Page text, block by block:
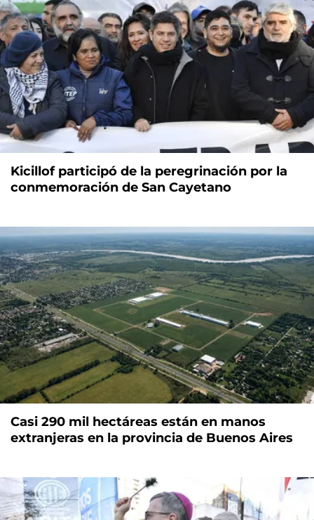
Kicillof participó de la peregrinación por la
conmemoración de San Cayetano
Casi 290 mil hectáreas están en manos
extranjeras en la provincia de Buenos Aires